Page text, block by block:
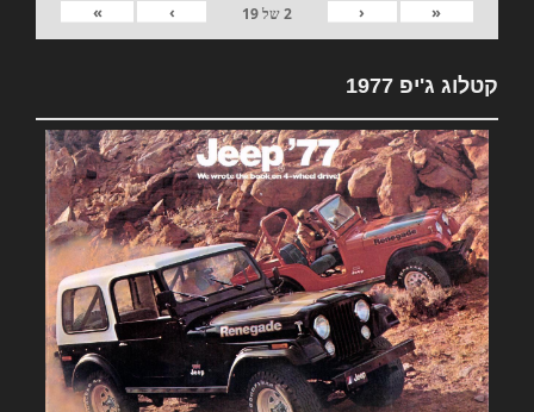
«
‹
2של19
›
»
קטלוג ג'יפ 1977